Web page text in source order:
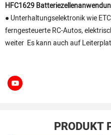
HFC1629
● Unterhaltungselektronik wie
ferngesteuerte RC-Autos,
weiter Es kann auch auf
PRODUKT